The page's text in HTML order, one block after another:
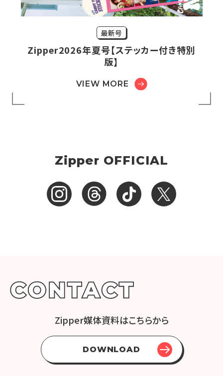
最新号
Zipper2026年夏号【ステッカー付き特別
版】
VIEW MORE
Zipper OFFICIAL
Zipper媒体資料はこちらから
DOWNLOAD